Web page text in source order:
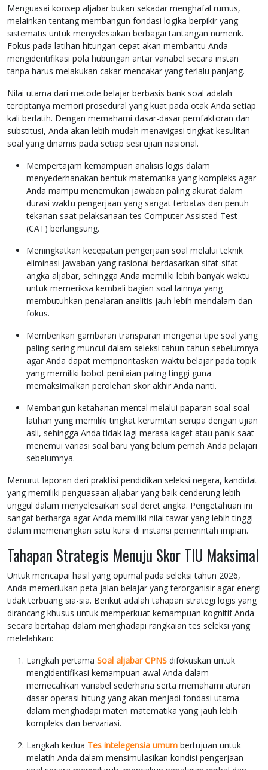
Menguasai konsep aljabar bukan sekadar menghafal rumus,
melainkan tentang membangun fondasi logika berpikir yang
sistematis untuk menyelesaikan berbagai tantangan numerik.
Fokus pada latihan hitungan cepat akan membantu Anda
mengidentifikasi pola hubungan antar variabel secara instan
tanpa harus melakukan cakar-mencakar yang terlalu panjang.
Nilai utama dari metode belajar berbasis bank soal adalah
terciptanya memori prosedural yang kuat pada otak Anda setiap
kali berlatih. Dengan memahami dasar-dasar pemfaktoran dan
substitusi, Anda akan lebih mudah menavigasi tingkat kesulitan
soal yang dinamis pada setiap sesi ujian nasional.
Mempertajam kemampuan analisis logis dalam
menyederhanakan bentuk matematika yang kompleks agar
Anda mampu menemukan jawaban paling akurat dalam
durasi waktu pengerjaan yang sangat terbatas dan penuh
tekanan saat pelaksanaan tes Computer Assisted Test
(CAT) berlangsung.
Meningkatkan kecepatan pengerjaan soal melalui teknik
eliminasi jawaban yang rasional berdasarkan sifat-sifat
angka aljabar, sehingga Anda memiliki lebih banyak waktu
untuk memeriksa kembali bagian soal lainnya yang
membutuhkan penalaran analitis jauh lebih mendalam dan
fokus.
Memberikan gambaran transparan mengenai tipe soal yang
paling sering muncul dalam seleksi tahun-tahun sebelumnya
agar Anda dapat memprioritaskan waktu belajar pada topik
yang memiliki bobot penilaian paling tinggi guna
memaksimalkan perolehan skor akhir Anda nanti.
Membangun ketahanan mental melalui paparan soal-soal
latihan yang memiliki tingkat kerumitan serupa dengan ujian
asli, sehingga Anda tidak lagi merasa kaget atau panik saat
menemui variasi soal baru yang belum pernah Anda pelajari
sebelumnya.
Menurut laporan dari praktisi pendidikan seleksi negara, kandidat
yang memiliki penguasaan aljabar yang baik cenderung lebih
unggul dalam menyelesaikan soal deret angka. Pengetahuan ini
sangat berharga agar Anda memiliki nilai tawar yang lebih tinggi
dalam memenangkan satu kursi di instansi pemerintah impian.
Tahapan Strategis Menuju Skor TIU Maksimal
Untuk mencapai hasil yang optimal pada seleksi tahun 2026,
Anda memerlukan peta jalan belajar yang terorganisir agar energi
tidak terbuang sia-sia. Berikut adalah tahapan strategi logis yang
dirancang khusus untuk memperkuat kemampuan kognitif Anda
secara bertahap dalam menghadapi rangkaian tes seleksi yang
melelahkan:
Langkah pertama Soal aljabar CPNS difokuskan untuk
mengidentifikasi kemampuan awal Anda dalam
memecahkan variabel sederhana serta memahami aturan
dasar operasi hitung yang akan menjadi fondasi utama
dalam menghadapi materi matematika yang jauh lebih
kompleks dan bervariasi.
Langkah kedua Tes intelegensia umum bertujuan untuk
melatih Anda dalam mensimulasikan kondisi pengerjaan